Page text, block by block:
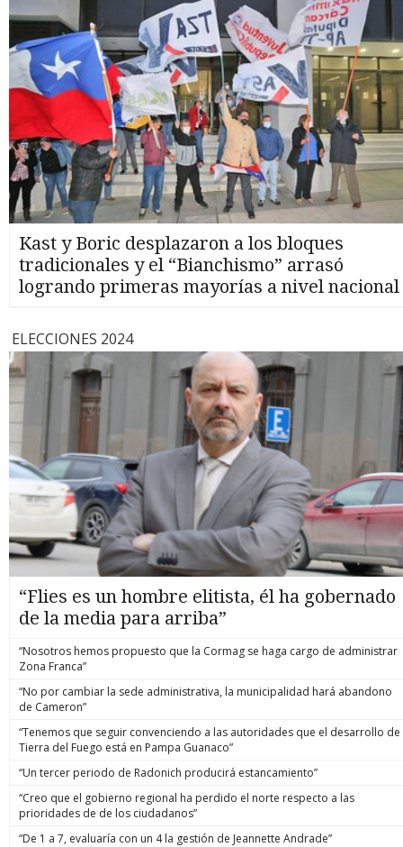
Kast y Boric desplazaron a los bloques
tradicionales y el “Bianchismo” arrasó
logrando primeras mayorías a nivel nacional
ELECCIONES 2024
“Flies es un hombre elitista, él ha gobernado
de la media para arriba”
“Nosotros hemos propuesto que la Cormag se haga cargo de administrar
Zona Franca”
“No por cambiar la sede administrativa, la municipalidad hará abandono
de Cameron”
“Tenemos que seguir convenciendo a las autoridades que el desarrollo de
Tierra del Fuego está en Pampa Guanaco”
“Un tercer periodo de Radonich producirá estancamiento”
“Creo que el gobierno regional ha perdido el norte respecto a las
prioridades de de los ciudadanos”
“De 1 a 7, evaluaría con un 4 la gestión de Jeannette Andrade”